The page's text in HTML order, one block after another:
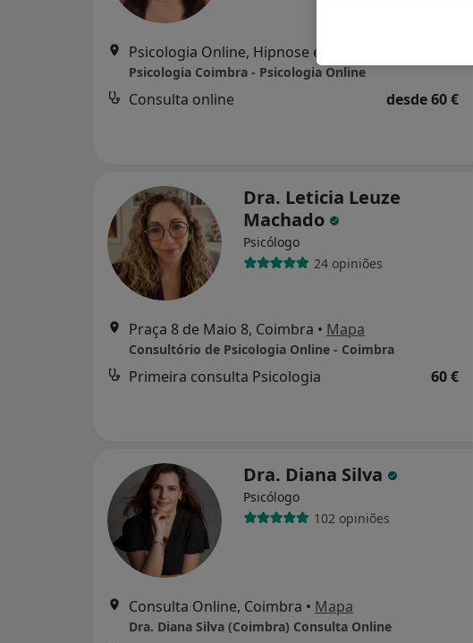
Psicologia Coimbra - Psicologia Online
Consulta online desde 60 €
Dra. Leticia Leuze
Machado
Psicólogo
24 opiniões
Praça 8 de Maio 8, Coimbra • Mapa
Consultório de Psicologia Online - Coimbra
Primeira consulta Psicologia 60 €
Dra. Diana Silva
Psicólogo
102 opiniões
Consulta Online, Coimbra • Mapa
Dra. Diana Silva (Coimbra) Consulta Online